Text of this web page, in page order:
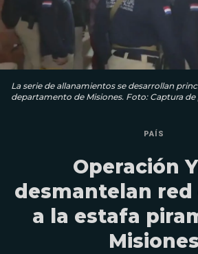
La serie de allanamientos se desarrollan
departamento de Misiones. Foto: Captura de
PAÍS
Operación
desmantelan red
a la estafa
Misiones